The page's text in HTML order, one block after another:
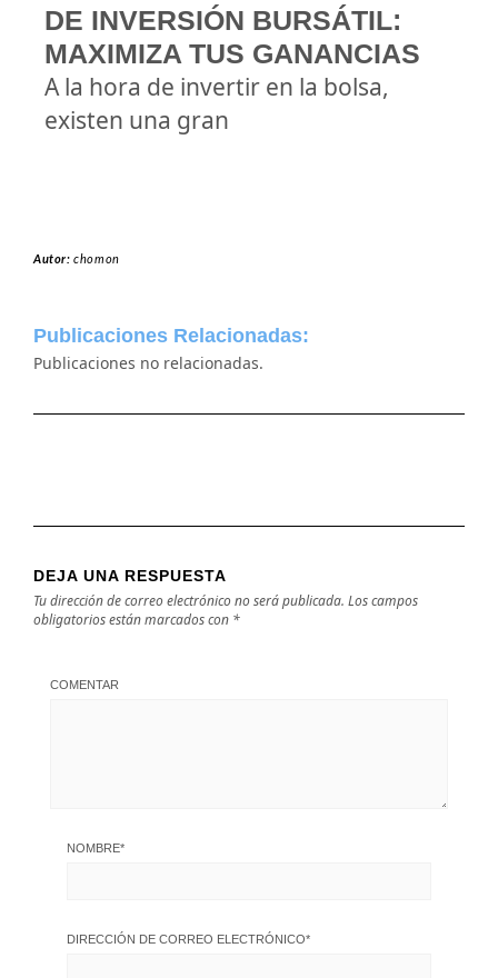
DE INVERSIÓN BURSÁTIL:
MAXIMIZA TUS GANANCIAS
A la hora de invertir en la bolsa,
existen una gran
Autor:chomon
Publicaciones Relacionadas:
Publicaciones no relacionadas.
DEJA UNA RESPUESTA
Tu dirección de correo electrónico no será publicada. Los campos
obligatorios están marcados con *
COMENTAR
NOMBRE*
DIRECCIÓN DE CORREO ELECTRÓNICO*